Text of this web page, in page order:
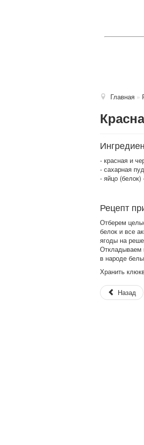
Главная »
- красная и
- сахарная
- яйцо (белок)
Рецепт
Отберем
белок и все
ягоды на
Откладываем
в народе
Хранить
Назад